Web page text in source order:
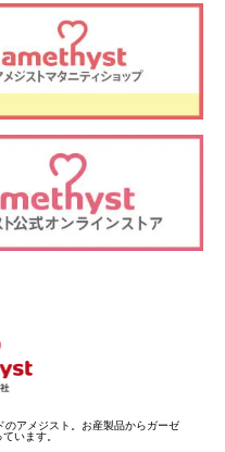
アメジスト。お産製品からガーゼ
います。